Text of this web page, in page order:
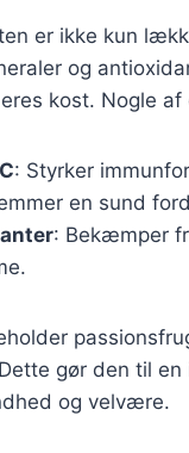
er ikke kun
og
kost. Nogle
: Styrker
en sund
: Bekæmper
gør den til
og velvære.